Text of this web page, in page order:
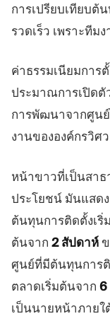
การเปรียบเทียบต้
รวดเร็ว เพราะทีม
ค่าธรรมเนียมการ
ประมาณการเปิด
การพัฒนาจากศูน
งานขององค์กรวิศ
หน้าขาวที่เป็นสา
ประโยชน์ มันแสด
ต้นทุนการติดตั้งเริ่
ต้นจาก 2 สัปดาห์
ศูนย์ที่มีต้นทุนการ
ตลาดเริ่มต้นจาก 6
เป็นนายหน้าภาย